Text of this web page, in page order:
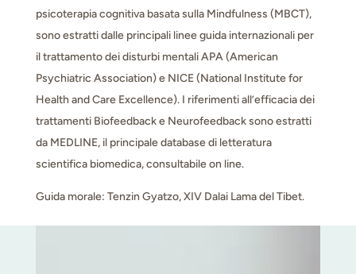
psicoterapia cognitiva basata sulla Mindfulness (MBCT),
sono estratti dalle principali linee guida internazionali per
il trattamento dei disturbi mentali APA (American
Psychiatric Association) e NICE (National Institute for
Health and Care Excellence). I riferimenti all’efficacia dei
trattamenti Biofeedback e Neurofeedback sono estratti
da MEDLINE, il principale database di letteratura
scientifica biomedica, consultabile on line.
Guida morale: Tenzin Gyatzo, XIV Dalai Lama del Tibet.